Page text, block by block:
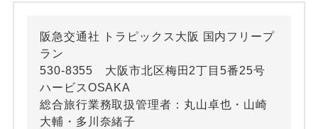
阪急交通社 トラピックス大阪 国内フリープ
ラン
530-8355 大阪市北区梅田2丁目5番25号
ハービスOSAKA
総合旅行業務取扱管理者：丸山卓也・山崎
大輔・多川奈緒子